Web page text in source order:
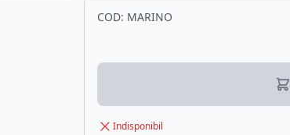
COD: MARINO
Indisponibil